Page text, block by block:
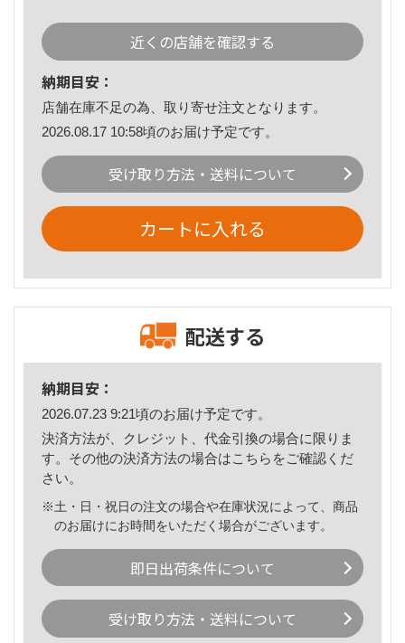
近くの店舗を確認する
納期目安：
店舗在庫不足の為、取り寄せ注文となります。
2026.08.17 10:58頃のお届け予定です。
受け取り方法・送料について
カートに入れる
配送する
納期目安：
2026.07.23 9:21頃のお届け予定です。
決済方法が、クレジット、代金引換の場合に限りま
す。その他の決済方法の場合はこちら をご確認くだ
さい。
※土・日・祝日の注文の場合や在庫状況によって、商品
のお届けにお時間をいただく場合がございます。
即日出荷条件について
受け取り方法・送料について